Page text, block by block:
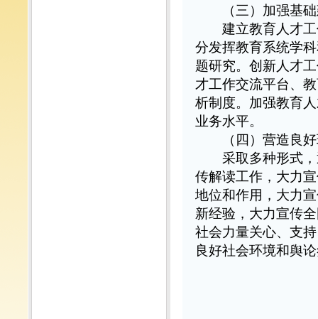
（三）加强基
建立教育人才工
分发挥教育系统学
题研究。创新人才
才工作交流平台、
析制度。加强教育
业务水平。
（四）营造良
采取多种形式，
传解读工作，大力
地位和作用，大力
新经验，大力宣传
社会力量关心、支
良好社会环境和舆